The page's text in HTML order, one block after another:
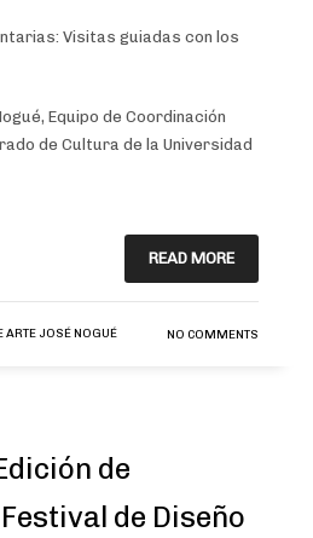
Visitas guiadas con los
Equipo de Coordinación
de Cultura de la Universidad
READ MORE
ARTE JOSÉ NOGUÉ NO COMMENTS
de
de Diseño